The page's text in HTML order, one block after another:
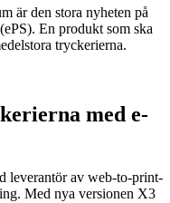
är den stora nyheten på
En produkt som ska
tryckerierna.
med e-
leverantör av web-to-print-
Med nya versionen X3